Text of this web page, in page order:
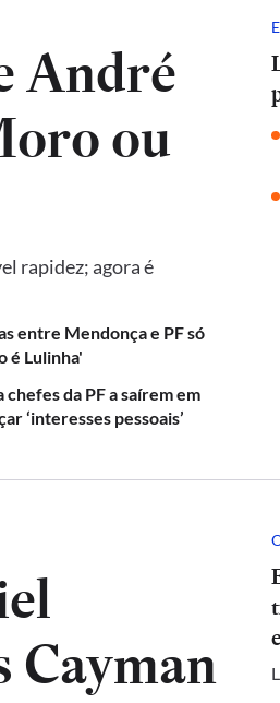
André
ou
rapidez; agora é
entre Mendonça e PF só
é Lulinha'
da PF a saírem em
‘interesses pessoais’
Cayman